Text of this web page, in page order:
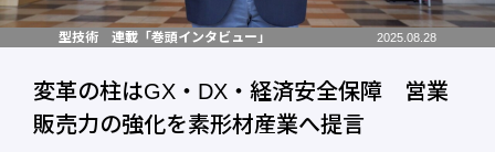
型技術 連載「巻頭インタビュー」 2025.08.28
変革の柱はGX・DX・経済安全保障 営業
販売力の強化を素形材産業へ提言